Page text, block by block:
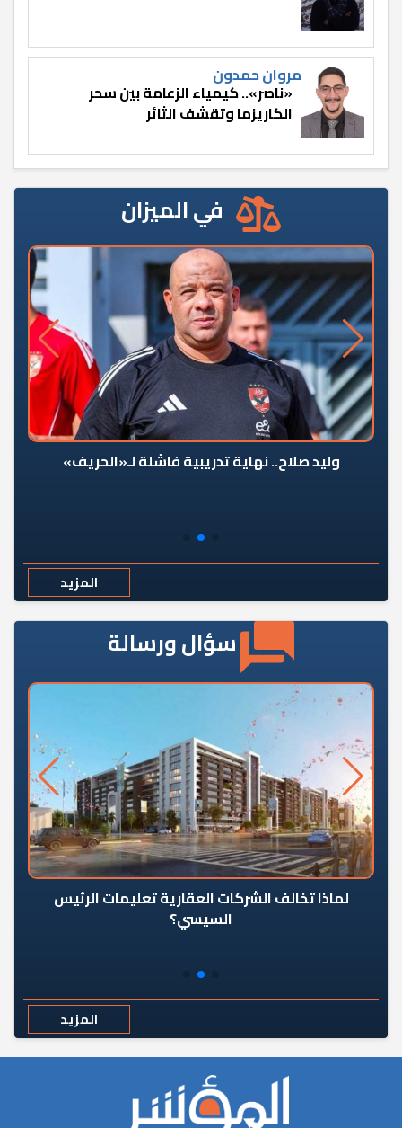
مروان حمدون
«ناصر».. كيمياء الزعامة بين سحر
الكاريزما وتقشف الثائر
في الميزان
وليد صلاح.. نهاية تدريبية فاشلة لـ«الحريف»
المزيد
سؤال ورسالة
لماذا تخالف الشركات العقارية تعليمات الرئيس
السيسي؟
المزيد